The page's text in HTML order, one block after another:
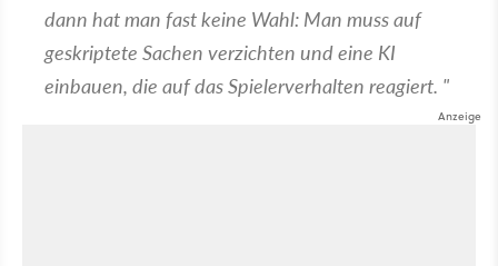
dann hat man fast keine Wahl: Man muss auf
geskriptete Sachen verzichten und eine KI
einbauen, die auf das Spielerverhalten reagiert. "